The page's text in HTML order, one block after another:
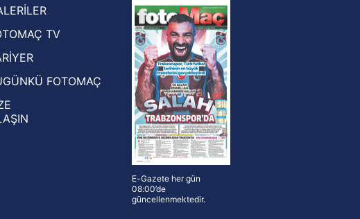
Hernan Crespo, Meksika Ligi
ekiplerinden Atlas'ın yeni teknik direktörü
oldu TV
FOTOMAÇ
E-Gazete her gün
08:00’de
güncellenmektedir.